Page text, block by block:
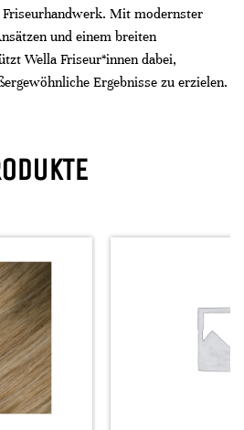
Mit modernster
und einem breiten
Wella Friseur*innen dabei,
Ergebnisse zu erzielen.